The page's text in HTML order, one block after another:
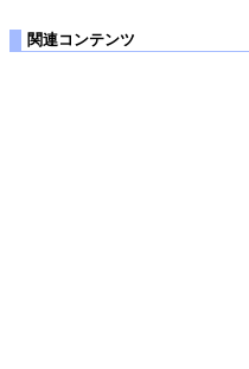
関連コンテンツ